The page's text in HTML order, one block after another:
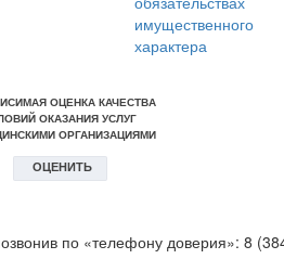
имущественного
характера
по «телефону доверия»: 8